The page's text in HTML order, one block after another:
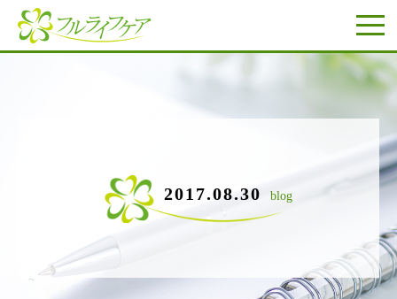
2017.08.30 blog